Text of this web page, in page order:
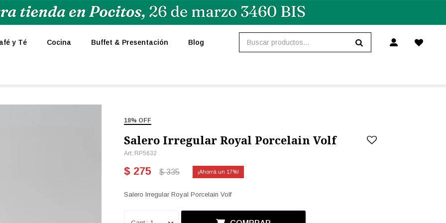
y Té Cocina Buffet & Presentación Blog
18% OFF
Salero Irregular Royal Porcelain Volf
RP5632
$ 275 $ 335 17
Salero Irregular Royal Porcelain Volf